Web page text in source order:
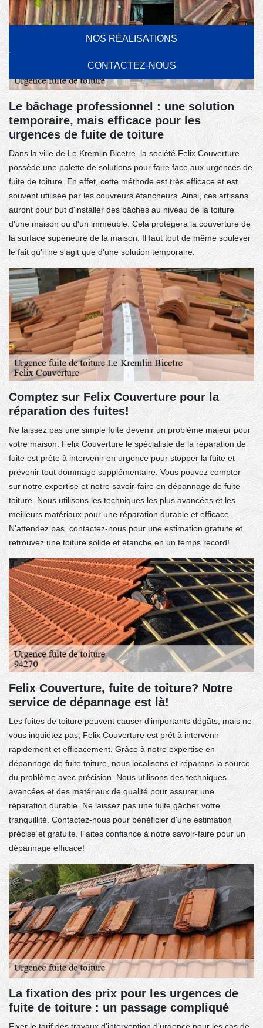
NOS RÉALISATIONS
CONTACTEZ-NOUS
Le bâchage professionnel : une solution
temporaire, mais efficace pour les
urgences de fuite de toiture
Dans la ville de Le Kremlin Bicetre, la société Felix Couverture
possède une palette de solutions pour faire face aux urgences de
fuite de toiture. En effet, cette méthode est très efficace et est
souvent utilisée par les couvreurs étancheurs. Ainsi, ces artisans
auront pour but d'installer des bâches au niveau de la toiture
d'une maison ou d'un immeuble. Cela protégera la couverture de
la surface supérieure de la maison. Il faut tout de même soulever
le fait qu'il ne s'agit que d'une solution temporaire.
Comptez sur Felix Couverture pour la
réparation des fuites!
Ne laissez pas une simple fuite devenir un problème majeur pour
votre maison. Felix Couverture le spécialiste de la réparation de
fuite est prête à intervenir en urgence pour stopper la fuite et
prévenir tout dommage supplémentaire. Vous pouvez compter
sur notre expertise et notre savoir-faire en dépannage de fuite
toiture. Nous utilisons les techniques les plus avancées et les
meilleurs matériaux pour une réparation durable et efficace.
N'attendez pas, contactez-nous pour une estimation gratuite et
retrouvez une toiture solide et étanche en un temps record!
Felix Couverture, fuite de toiture? Notre
service de dépannage est là!
Les fuites de toiture peuvent causer d'importants dégâts, mais ne
vous inquiétez pas, Felix Couverture est prêt à intervenir
rapidement et efficacement. Grâce à notre expertise en
dépannage de fuite toiture, nous localisons et réparons la source
du problème avec précision. Nous utilisons des techniques
avancées et des matériaux de qualité pour assurer une
réparation durable. Ne laissez pas une fuite gâcher votre
tranquillité. Contactez-nous pour bénéficier d'une estimation
précise et gratuite. Faites confiance à notre savoir-faire pour un
dépannage efficace!
La fixation des prix pour les urgences de
fuite de toiture : un passage compliqué
Fixer le tarif des travaux d'intervention d'urgence pour les cas de